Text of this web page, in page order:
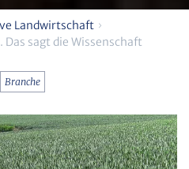
Landwirtschaft
sagt die Wissenschaft
Branche